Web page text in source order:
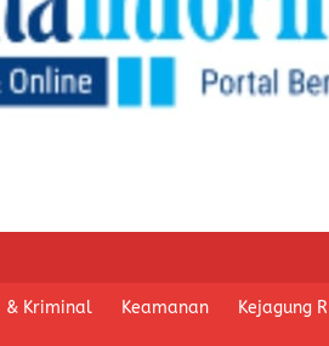
& Kriminal Keamanan Kejagung RI